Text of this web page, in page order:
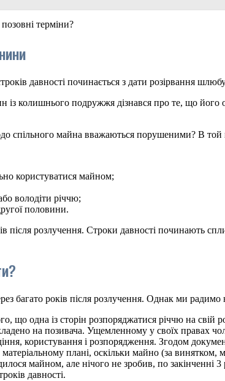
терміни?
давності починається з дати розірвання
із колишнього подружжя дізнався про те, що
спільного майна вважаються порушеними? В
користуватися майном;
володіти річчю;
половини.
розлучення. Строки давності починають
багато років після розлучення. Однак ми
що одна із сторін розпоряджатися річчю на свій
на позивача. Ущемленному у своїх правах
користування і розпорядження. Згодом
плані, оскільки майно (за винятком,
майном, але нічого не зробив, по закінченні
давності.